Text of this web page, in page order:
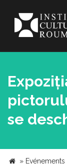
se
» Evénements